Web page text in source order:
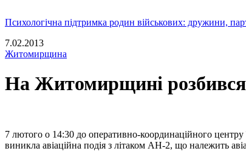
Психологічна підтримка родин військових: дружини,
7.02.2013
Житомирщина
На Житомирщині
7 лютого о 14:30 до оперативно-координаційного
виникла авіаційна подія з літаком АН-2, що належить